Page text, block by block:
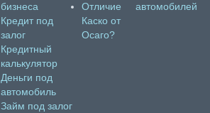
бизнеса
Кредит под
залог
Кредитный
калькулятор
Деньги под
автомобиль
Займ под залог
Отличие
Каско от
Осаго?
автомобилей